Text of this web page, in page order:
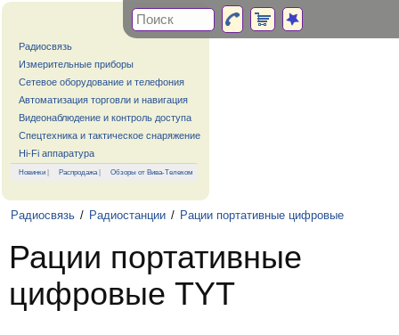
Радиосвязь
Измерительные приборы
Сетевое оборудование и телефония
Автоматизация торговли и навигация
Видеонаблюдение и контроль доступа
Спецтехника и тактическое снаряжение
Hi-Fi аппаратура
Новинки | Распродажа| Обзоры от Вива-Телеком
Радиосвязь / Радиостанции / Рации портативные цифровые
Рации портативные
цифровые TYT